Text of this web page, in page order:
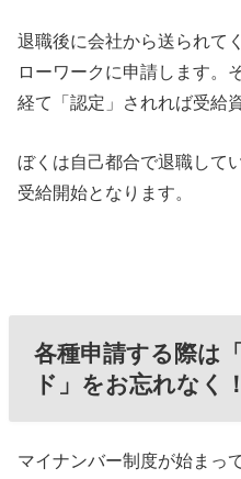
退職後に会社から送られて
ローワークに申請します。
経て「認定」されれば受給
ぼくは自己都合で退職して
受給開始となります。
各種申請する際は
ド」をお忘れなく！
マイナンバー制度が始まっ